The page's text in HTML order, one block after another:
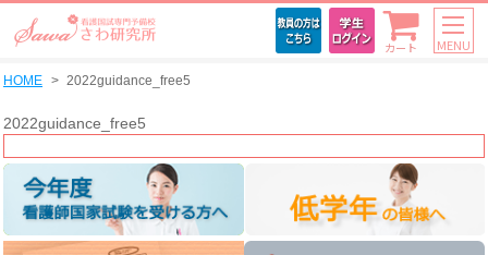
カート MENU
HOME 2022guidance_free5
2022guidance_free5